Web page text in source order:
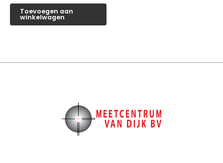
Toevoegen aan
winkelwagen